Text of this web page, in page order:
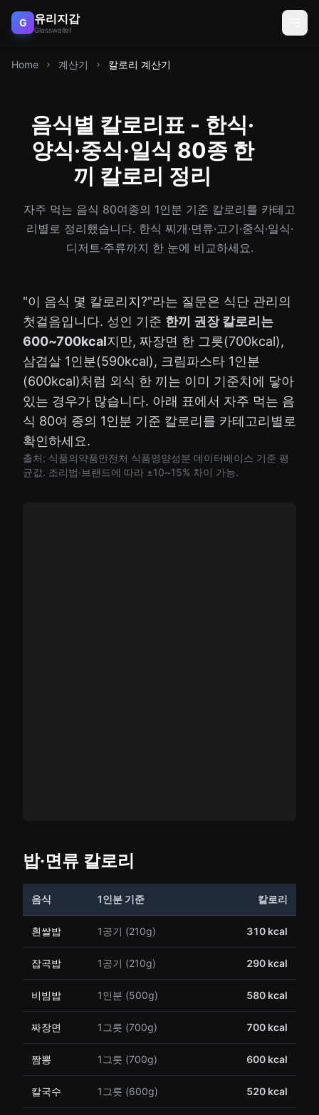
G 유리지갑
Glasswallet
Home 계산기 칼로리 계산기
음식별 칼로리표 - 한식·
양식·중식·일식 80종 한
끼 칼로리 정리
자주 먹는 음식 80여종의 1인분 기준 칼로리를 카테고
리별로 정리했습니다. 한식 찌개·면류·고기·중식·일식·
디저트·주류까지 한 눈에 비교하세요.
"이 음식 몇 칼로리지?"라는 질문은 식단 관리의
첫걸음입니다. 성인 기준 한끼 권장 칼로리는
600~700kcal지만, 짜장면 한 그릇(700kcal),
삼겹살 1인분(590kcal), 크림파스타 1인분
(600kcal)처럼 외식 한 끼는 이미 기준치에 닿아
있는 경우가 많습니다. 아래 표에서 자주 먹는 음
식 80여 종의 1인분 기준 칼로리를 카테고리별로
확인하세요.
출처: 식품의약품안전처 식품영양성분 데이터베이스 기준 평
균값. 조리법·브랜드에 따라 ±10~15% 차이 가능.
밥·면류 칼로리
음식 1인분 기준 칼로리
흰쌀밥 1공기 (210g) 310 kcal
잡곡밥 1공기 (210g) 290 kcal
비빔밥 1인분 (500g) 580 kcal
짜장면 1그릇 (700g) 700 kcal
짬뽕 1그릇 (700g) 600 kcal
칼국수 1그릇 (600g) 520 kcal